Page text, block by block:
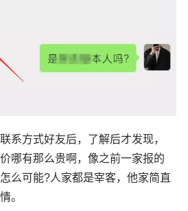
系方式好友后，了解后才发现，
哪有那么贵啊，像之前一家报的
么可能?人家都是宰客，他家简直
。